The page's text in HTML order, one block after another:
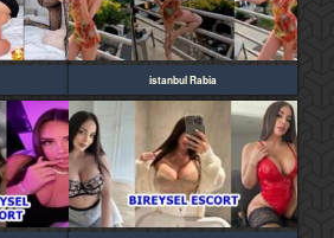
istanbul Rabia